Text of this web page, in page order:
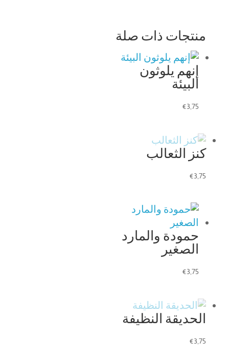
منتجات ذات صلة
إنهم يلوثون
البيئة
€3,75
كنز الثعالب
€3,75
حمودة والمارد
الصغير
€3,75
الحديقة النظيفة
€3,75